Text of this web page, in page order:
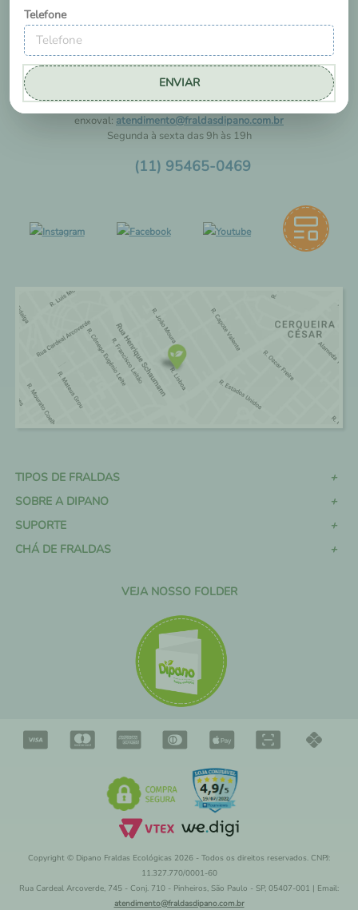
Telefone
ENVIAR
FALE COM A GENTE
A Dipano tem um suporte exclusivo para ajudar você a comprar seu
enxoval: atendimento@fraldasdipano.com.br
Segunda à sexta das 9h às 19h
(11) 95465-0469
TIPOS DE FRALDAS
SOBRE A DIPANO
SUPORTE
CHÁ DE FRALDAS
VEJA NOSSO FOLDER
Copyright © Dipano Fraldas Ecológicas 2026 - Todos os direitos reservados. CNPJ:
11.327.770/0001-60
Rua Cardeal Arcoverde, 745 - Conj. 710 - Pinheiros, São Paulo - SP, 05407-001 | Email:
atendimento@fraldasdipano.com.br